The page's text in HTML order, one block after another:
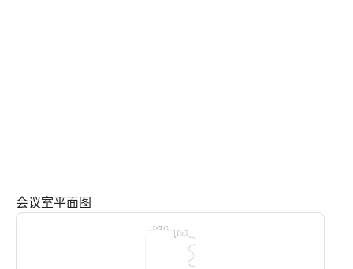
会议室平面图